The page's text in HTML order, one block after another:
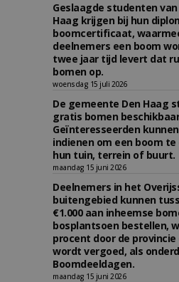
Geslaagde studenten van
Haag krijgen bij hun
boomcertificaat,
deelnemers een boom
twee jaar tijd levert dat
bomen op.
woensdag 15 juli 2026
De gemeente Den Haag
gratis bomen
Geïnteresseerden
indienen om een boom
hun tuin, terrein of buurt.
maandag 15 juni 2026
Deelnemers in het
buitengebied kunnen
€1.000 aan inheemse
bosplantsoen bestellen,
procent door de
wordt vergoed, als
Boomdeeldagen.
maandag 15 juni 2026